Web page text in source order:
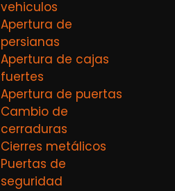
vehiculos
Apertura de
persianas
Apertura de cajas
fuertes
Apertura de puertas
Cambio de
cerraduras
Cierres metálicos
Puertas de
seguridad